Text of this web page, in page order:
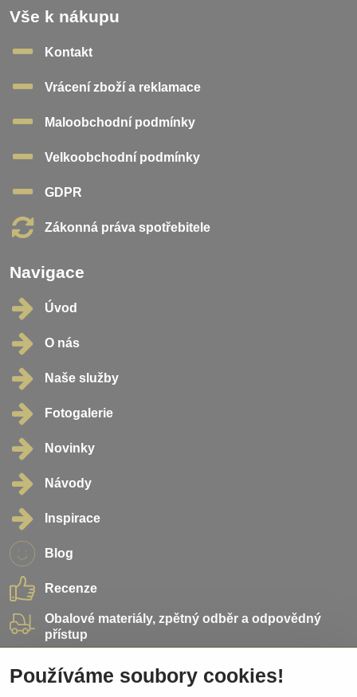
Vše k nákupu
Kontakt
Vrácení zboží a reklamace
Maloobchodní podmínky
Velkoobchodní podmínky
GDPR
Zákonná práva spotřebitele
Navigace
Úvod
O nás
Naše služby
Fotogalerie
Novinky
Návody
Inspirace
Blog
Recenze
Obalové materiály, zpětný odběr a odpovědný
přístup
Přidejte se k nám
Používáme soubory cookies!